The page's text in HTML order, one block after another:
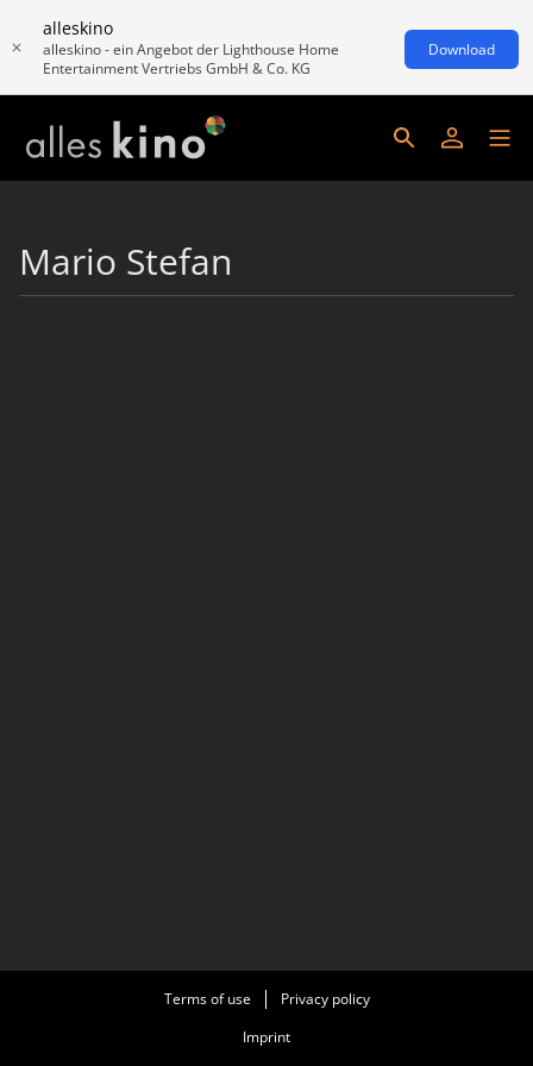
alleskino
alleskino - ein Angebot der Lighthouse Home
Entertainment Vertriebs GmbH & Co. KG
Download
Mario Stefan
Terms of use
Privacy policy
Imprint